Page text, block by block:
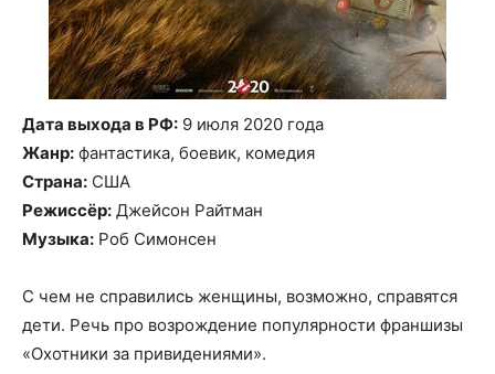
Дата выхода в РФ: 9 июля 2020 года
Жанр: фантастика, боевик, комедия
Страна: США
Режиссёр: Джейсон Райтман
Музыка: Роб Симонсен
С чем не справились женщины, возможно, справятся
дети. Речь про возрождение популярности франшизы
«Охотники за привидениями».